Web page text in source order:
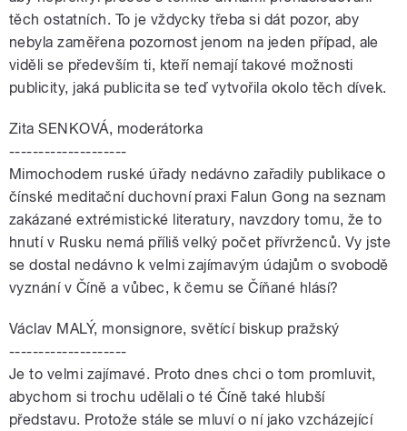
těch ostatních. To je vždycky třeba si dát pozor, aby
nebyla zaměřena pozornost jenom na jeden případ, ale
viděli se především ti, kteří nemají takové možnosti
publicity, jaká publicita se teď vytvořila okolo těch dívek.
Zita SENKOVÁ, moderátorka
--------------------
Mimochodem ruské úřady nedávno zařadily publikace o
čínské meditační duchovní praxi Falun Gong na seznam
zakázané extrémistické literatury, navzdory tomu, že to
hnutí v Rusku nemá příliš velký počet přívrženců. Vy jste
se dostal nedávno k velmi zajímavým údajům o svobodě
vyznání v Číně a vůbec, k čemu se Číňané hlásí?
Václav MALÝ, monsignore, světící biskup pražský
--------------------
Je to velmi zajímavé. Proto dnes chci o tom promluvit,
abychom si trochu udělali o té Číně také hlubší
představu. Protože stále se mluví o ní jako vzcházející